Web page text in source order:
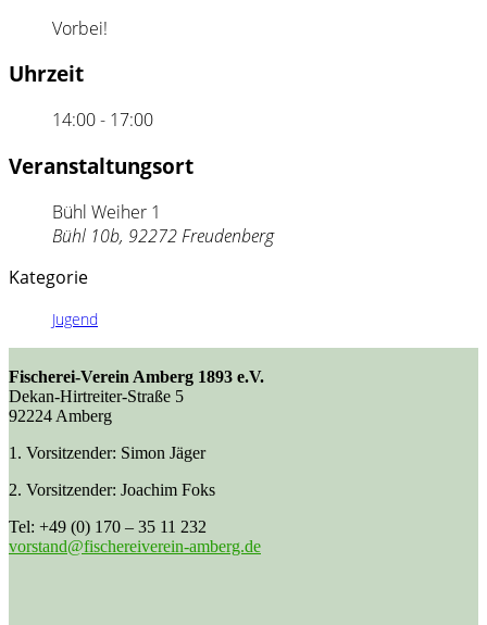
Vorbei!
Uhrzeit
14:00 - 17:00
Veranstaltungsort
Bühl Weiher 1
Bühl 10b, 92272 Freudenberg
Kategorie
Jugend
Fischerei-Verein Amberg 1893 e.V.
Dekan-Hirtreiter-Straße 5
92224 Amberg
1. Vorsitzender: Simon Jäger
2. Vorsitzender: Joachim Foks
Tel: +49 (0) 170 – 35 11 232
vorstand@fischereiverein-amberg.de